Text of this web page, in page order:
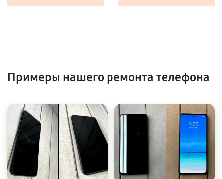
Примеры нашего ремонта телефона